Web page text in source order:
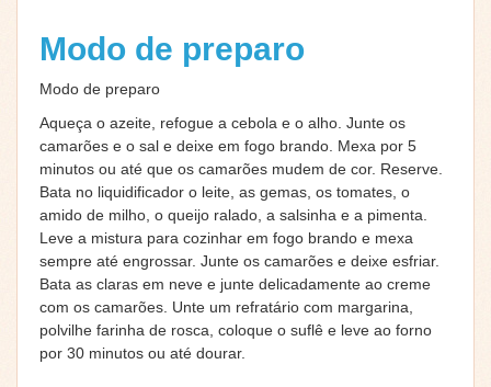
Modo de preparo
Modo de preparo
Aqueça o azeite, refogue a cebola e o alho. Junte os
camarões e o sal e deixe em fogo brando. Mexa por 5
minutos ou até que os camarões mudem de cor. Reserve.
Bata no liquidificador o leite, as gemas, os tomates, o
amido de milho, o queijo ralado, a salsinha e a pimenta.
Leve a mistura para cozinhar em fogo brando e mexa
sempre até engrossar. Junte os camarões e deixe esfriar.
Bata as claras em neve e junte delicadamente ao creme
com os camarões. Unte um refratário com margarina,
polvilhe farinha de rosca, coloque o suflê e leve ao forno
por 30 minutos ou até dourar.